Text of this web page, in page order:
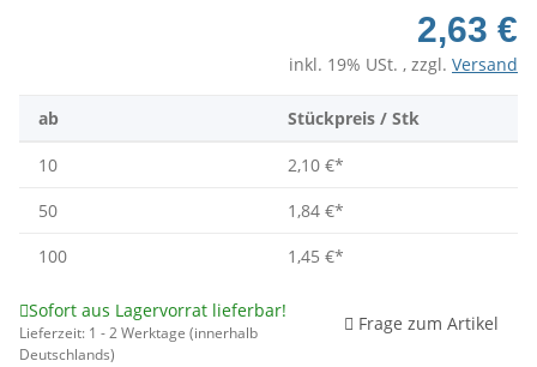
2,63 €
inkl. 19% USt. , zzgl. Versand
ab Stückpreis / Stk
10 2,10 €*
50
1,84 €*
100
1,45 €*
Sofort aus Lagervorrat lieferbar!
Lieferzeit: 1 - 2 Werktage (innerhalb
Deutschlands)
Frage zum Artikel